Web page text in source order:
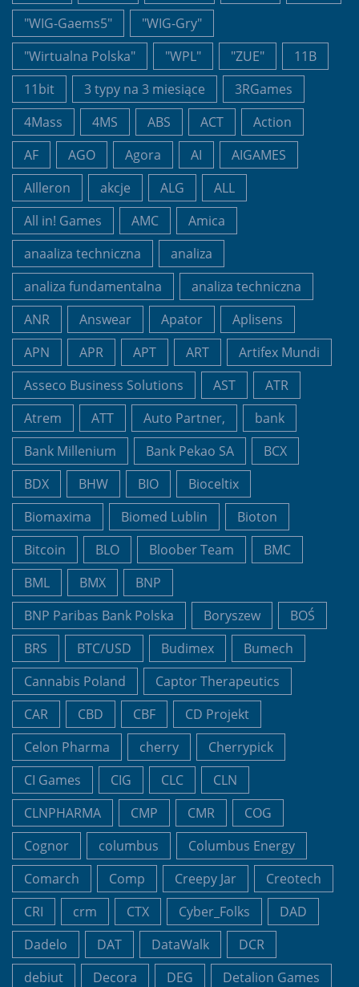
"WIG-Gaems5"
"WIG-Gry"
"Wirtualna Polska"
"WPL" "ZUE"
11B
11bit
3 typy na 3 miesiące
3RGames
4Mass
4MS ABS ACT
Action
AF
AGO Agora AI
AIGAMES
AIlleron
akcje ALG
ALL
All in! Games
AMC
Amica
anaaliza techniczna
analiza
analiza fundamentalna
analiza techniczna
ANR
Answear Apator
Aplisens
APN
APR APT ART
Artifex Mundi
Asseco Business Solutions
AST
ATR
Atrem
ATT Auto Partner,
bank
Bank Millenium
Bank Pekao SA
BCX
BDX
BHW BIO
Bioceltix
Biomaxima
Biomed Lublin
Bioton
Bitcoin
BLO Bloober Team
BMC
BML
BMX
BNP
BNP Paribas Bank Polska
Boryszew
BOŚ
BRS
BTC/USD Budimex
Bumech
Cannabis Poland
Captor Therapeutics
CAR
CBD CBF
CD Projekt
Celon Pharma
cherry
Cherrypick
CI Games
CIG CLC
CLN
CLNPHARMA
CMP CMR
COG
Cognor
columbus
Columbus Energy
Comarch
Comp Creepy Jar
Creotech
CRI
crm CTX Cyber_Folks
DAD
Dadelo
DAT DataWalk
DCR
debiut
Decora DEG
Detalion Games